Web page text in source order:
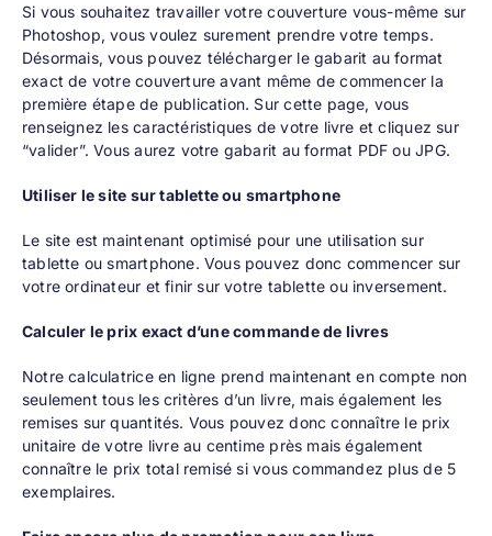
Si vous souhaitez travailler votre couverture vous-même sur
Photoshop, vous voulez surement prendre votre temps.
Désormais, vous pouvez télécharger le gabarit au format
exact de votre couverture avant même de commencer la
première étape de publication. Sur cette page, vous
renseignez les caractéristiques de votre livre et cliquez sur
“valider”. Vous aurez votre gabarit au format PDF ou JPG.
Utiliser le site sur tablette ou smartphone
Le site est maintenant optimisé pour une utilisation sur
tablette ou smartphone. Vous pouvez donc commencer sur
votre ordinateur et finir sur votre tablette ou inversement.
Calculer le prix exact d’une commande de livres
Notrecalculatrice en ligne prend maintenant en compte non
seulement tous les critères d’un livre, mais également les
remises sur quantités. Vous pouvez donc connaître le prix
unitaire de votre livre au centime près mais également
connaître le prix total remisé si vous commandez plus de 5
exemplaires.